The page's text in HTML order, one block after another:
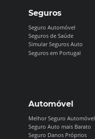
Seguros
Seguro Automóvel
Seguros de Saúde
Simular Seguros Auto
Seguros em Portugal
Automóvel
Melhor Seguro Automóvel
Seguro Auto mais Barato
Seguro Danos Próprios